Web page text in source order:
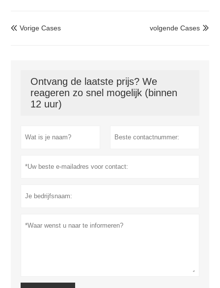
 Vorige Cases 
volgende Cases
Ontvang de laatste prijs? We
reageren zo snel mogelijk (binnen
12 uur)